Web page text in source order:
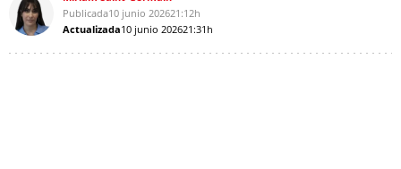
Publicada10 junio 202621:12h
Actualizada10 junio 202621:31h